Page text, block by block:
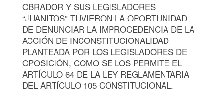
OBRADOR Y SUS LEGISLADORES
“JUANITOS” TUVIERON LA OPORTUNIDAD
DE DENUNCIAR LA IMPROCEDENCIA DE LA
ACCIÓN DE INCONSTITUCIONALIDAD
PLANTEADA POR LOS LEGISLADORES DE
OPOSICIÓN, COMO SE LOS PERMITE EL
ARTÍCULO 64 DE LA LEY REGLAMENTARIA
DEL ARTÍCULO 105 CONSTITUCIONAL.